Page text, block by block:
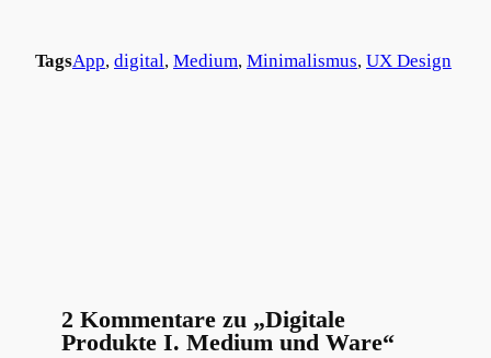
TagsApp, digital, Medium, Minimalismus, UX Design
2 Kommentare zu „Digitale
Produkte I. Medium und Ware“